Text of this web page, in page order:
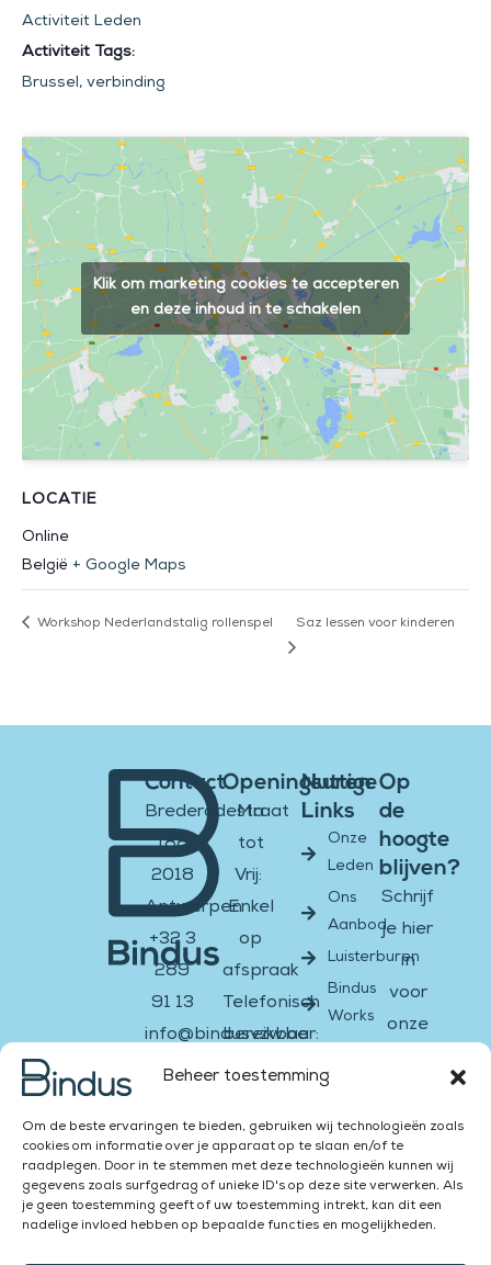
Beheer toestemming
Om de beste ervaringen te bieden, gebruiken wij technologieën zoals
cookies om informatie over je apparaat op te slaan en/of te
raadplegen. Door in te stemmen met deze technologieën kunnen wij
gegevens zoals surfgedrag of unieke ID's op deze site verwerken. Als
je geen toestemming geeft of uw toestemming intrekt, kan dit een
nadelige invloed hebben op bepaalde functies en mogelijkheden.
Activiteit Leden
Activiteit Tags:
Brussel, verbinding
LOCATIE
Online
België + Google Maps
Klik om marketing cookies te accepteren
en deze inhoud in te schakelen
Workshop Nederlandstalig rollenspel Saz lessen voor kinderen
Contact
Brederodestraat
188
2018
Antwerpen
+32 3
289
91 13
info@bindusvzw.be
BE0451.931.908
Facebook-
f
Instagram
Twitter
Youtube
Linkedin-
in
Openingsuren
Ma
tot
Vrij:
Enkel
op
afspraak
Telefonisch
bereikbaar:
Ma &
13:00
–
16:00
Za &
Nuttige
Links
Onze
Leden
Ons
Aanbod
Luisterburen
Bindus
Works
Op
de
hoogte
blijven?
Schrijf
je hier
in
voor
onze
Versturen